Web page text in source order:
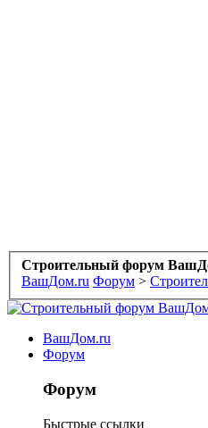
Строительный форум
ВашДом.ru Форум >
ВашДом.ru
Форум
Форум
Быстрые ссылки